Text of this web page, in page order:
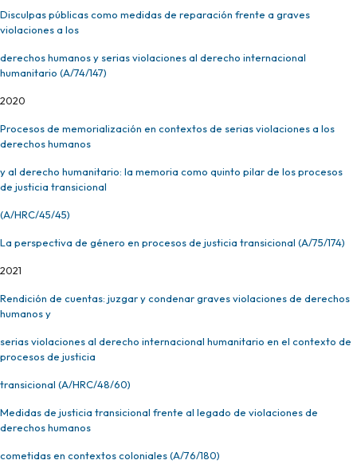
Disculpas públicas como medidas de reparación frente a graves
violaciones a los
derechos humanos y serias violaciones al derecho internacional
humanitario (A/74/147)
2020
Procesos de memorialización en contextos de serias violaciones a los
derechos humanos
y al derecho humanitario: la memoria como quinto pilar de los procesos
de justicia transicional
(A/HRC/45/45)
La perspectiva de género en procesos de justicia transicional (A/75/174)
2021
Rendición de cuentas: juzgar y condenar graves violaciones de derechos
humanos y
serias violaciones al derecho internacional humanitario en el contexto de
procesos de justicia
transicional (A/HRC/48/60)
Medidas de justicia transicional frente al legado de violaciones de
derechos humanos
cometidas en contextos coloniales (A/76/180)